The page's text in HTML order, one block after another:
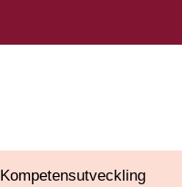
Kompetensutveckling